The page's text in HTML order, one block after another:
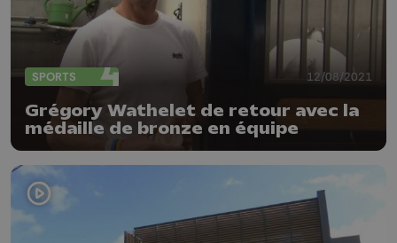
SPORTS 12/08/2021
Grégory Wathelet de retour avec la
médaille de bronze en équipe